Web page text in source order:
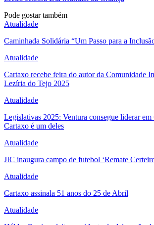
Pode gostar também
Atualidade
Caminhada Solidária “Um Passo para a
Atualidade
Cartaxo recebe feira do autor da Comunidade
Lezíria do Tejo 2025
Atualidade
Legislativas 2025: Ventura consegue liderar
Cartaxo é um deles
Atualidade
JIC inaugura campo de futebol ‘Remate
Atualidade
Cartaxo assinala 51 anos do 25 de Abril
Atualidade